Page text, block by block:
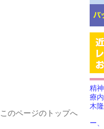
このページのトップへ
ー